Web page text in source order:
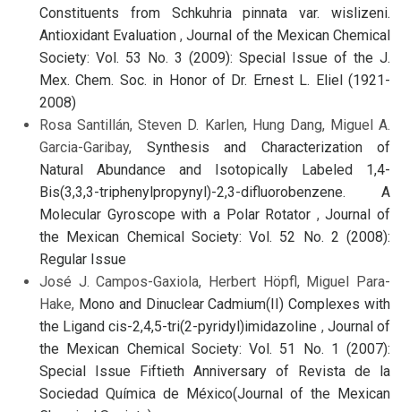
Constituents from Schkuhria pinnata var. wislizeni.
Antioxidant Evaluation,Journal of the Mexican Chemical
Society: Vol. 53 No. 3 (2009): Special Issue of the J.
Mex. Chem. Soc. in Honor of Dr. Ernest L. Eliel (1921-
2008)
Rosa Santillán, Steven D. Karlen, Hung Dang, Miguel A.
Garcia-Garibay, Synthesis and Characterization of
Natural Abundance and Isotopically Labeled 1,4-
Bis(3,3,3-triphenylpropynyl)-2,3-difluorobenzene. A
Molecular Gyroscope with a Polar Rotator ,Journal of
the Mexican Chemical Society: Vol. 52 No. 2 (2008):
Regular Issue
José J. Campos-Gaxiola, Herbert Höpfl, Miguel Para-
Hake, Mono and Dinuclear Cadmium(II) Complexes with
the Ligand cis-2,4,5-tri(2-pyridyl)imidazoline , Journal of
the Mexican Chemical Society: Vol. 51 No. 1 (2007):
Special Issue Fiftieth Anniversary of Revista de la
Sociedad Química de México(Journal of the Mexican